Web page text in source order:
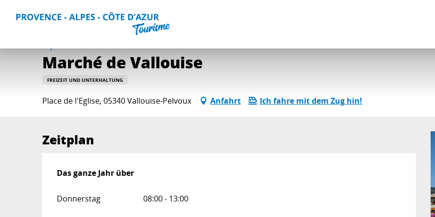
Home Aktivitäten Ausgehtipps und Veranstaltungskalender
Marché de Vallouise
FREIZEIT UND UNTERHALTUNG
Place de l'Eglise, 05340 Vallouise-Pelvoux Anfahrt Ich fahre mit dem Zug hin!
Zeitplan
Das ganze Jahr über
Das ganze Jahr über
Donnerstag 08:00 - 13:00